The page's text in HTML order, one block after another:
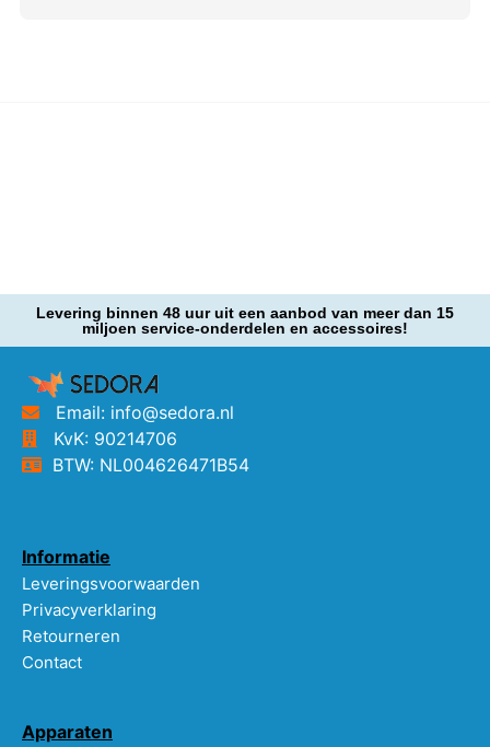
Levering binnen 48 uur uit een aanbod van meer dan 15
miljoen service-onderdelen en accessoires!
Email: info@sedora.nl
KvK: 90214706
BTW: NL004626471B54
Informatie
Leveringsvoorwaarden
Privacyverklaring
Retourneren
Contact
Apparaten